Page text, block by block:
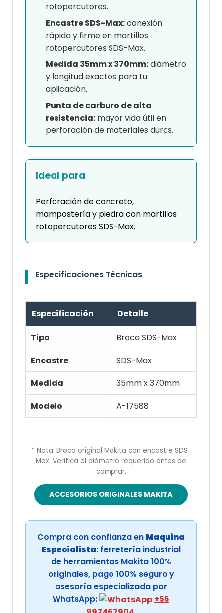
rotopercutores.
Encastre SDS-Max:conexión
rápida y firme en martillos
rotopercutores SDS-Max.
Medida 35mm x 370mm:diámetro
y longitud exactos para tu
aplicación.
Punta de carburo de alta
resistencia: mayor vida útil en
perforación de materiales duros.
Ideal para
Perforación de concreto,
mampostería y piedra con martillos
rotopercutores SDS-Max.
Especificaciones Técnicas
Especificación Detalle
Tipo
Broca SDS-Max
Encastre
SDS-Max
Medida
35mm x 370mm
Modelo
A-17588
* Nota: Broca original Makita con encastre SDS-
Max. Verifica el diámetro requerido antes de
comprar.
ACCESORIOS ORIGINALES MAKITA
Compra con confianza en Maquina
Especialista: ferretería industrial
de herramientas Makita 100%
originales, pago 100% seguro y
asesoría especializada por
WhatsApp:
+56